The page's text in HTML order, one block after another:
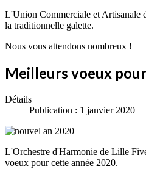
L'Union Commerciale et Artisanale
la traditionnelle galette.
Nous vous attendons nombreux !
Meilleurs voeux
Détails
Publication : 1 janvier 2020
L'Orchestre d'Harmonie de Lille
voeux pour cette année 2020.